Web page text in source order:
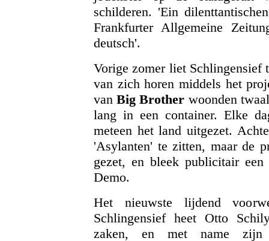
schilderen. 'Ein
Frankfurter Allgemeine
deutsch'.
Vorige zomer liet Schlingensief
van zich horen middels het
vanBig Brother woonden
lang in een container. Elke
meteen het land uitgezet.
'Asylanten' te zitten, maar de
gezet, en bleek publicitair
Demo.
Het nieuwste lijdend
Schlingensief heet Otto
zaken, en met name zijn